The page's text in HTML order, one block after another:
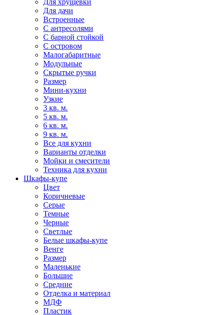
Для хрущевки
Для дачи
Встроенные
С антресолями
С барной стойкой
С островом
Малогабаритные
Модульные
Скрытые ручки
Размер
Мини-кухни
Узкие
3 кв. м.
5 кв. м.
6 кв. м.
9 кв. м.
Все для кухни
Варианты отделки
Мойки и смесители
Техника для кухни
Шкафы-купе
Цвет
Коричневые
Серые
Темные
Черные
Светлые
Белые шкафы-купе
Венге
Размер
Маленькие
Большие
Средние
Отделка и материал
МДФ
Пластик